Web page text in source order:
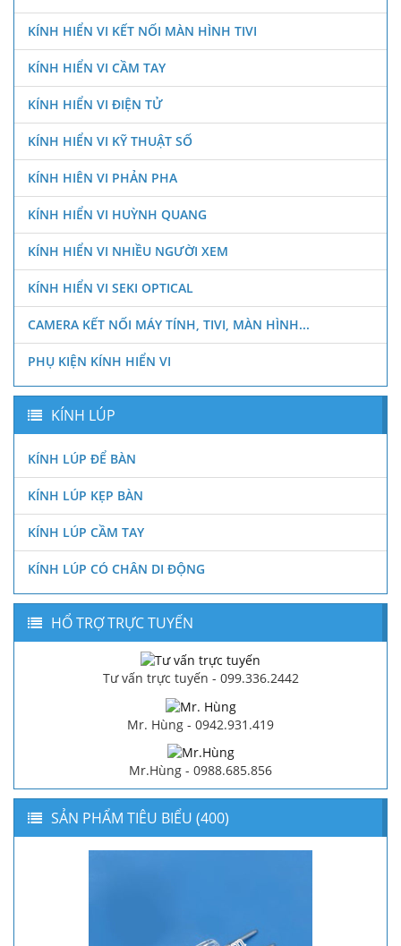
KÍNH HIỂN VI KẾT NỐI MÀN HÌNH TIVI
KÍNH HIỂN VI CẦM TAY
KÍNH HIỂN VI ĐIỆN TỬ
KÍNH HIỂN VI KỸ THUẬT SỐ
KÍNH HIÊN VI PHẢN PHA
KÍNH HIỂN VI HUỲNH QUANG
KÍNH HIỂN VI NHIỀU NGƯỜI XEM
KÍNH HIỂN VI SEKI OPTICAL
CAMERA KẾT NỐI MÁY TÍNH, TIVI, MÀN HÌNH...
PHỤ KIỆN KÍNH HIỂN VI
KÍNH LÚP
KÍNH LÚP ĐỂ BÀN
KÍNH LÚP KẸP BÀN
KÍNH LÚP CẦM TAY
KÍNH LÚP CÓ CHÂN DI ĐỘNG
HỔ TRỢ TRỰC TUYẾN
Tư vấn trực tuyến - 099.336.2442
Mr. Hùng - 0942.931.419
Mr.Hùng - 0988.685.856
SẢN PHẨM TIÊU BIỂU (400)